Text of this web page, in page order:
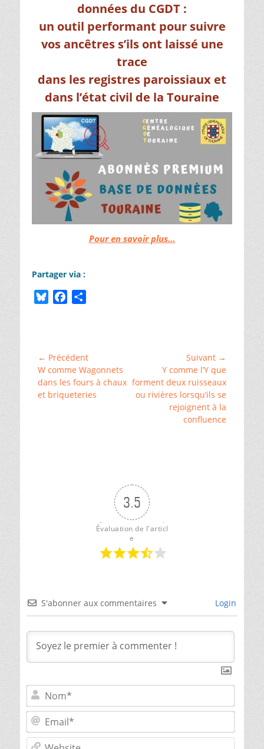
données du CGDT :
un outil performant pour suivre
vos ancêtres s’ils ont laissé une
trace
dans les registres paroissiaux et
dans l’état civil de la Touraine
Pour en savoir plus…
Partager via :
s
k
y
b
o
o
k
a
g
e
r
Château-
Renault
Généalogie,
Navigation
de
l’article
← Précédent
Article
précédent :
W comme Wagonnets
dans les fours à chaux
et briqueteries
Suivant →
suivant :
Y comme l’Y que
forment deux ruisseaux
ou rivières lorsqu’ils se
rejoignent à la
confluence
3.5
Évaluation de l'articl
e
S'abonner aux commentaires Login
Nom*
Email*